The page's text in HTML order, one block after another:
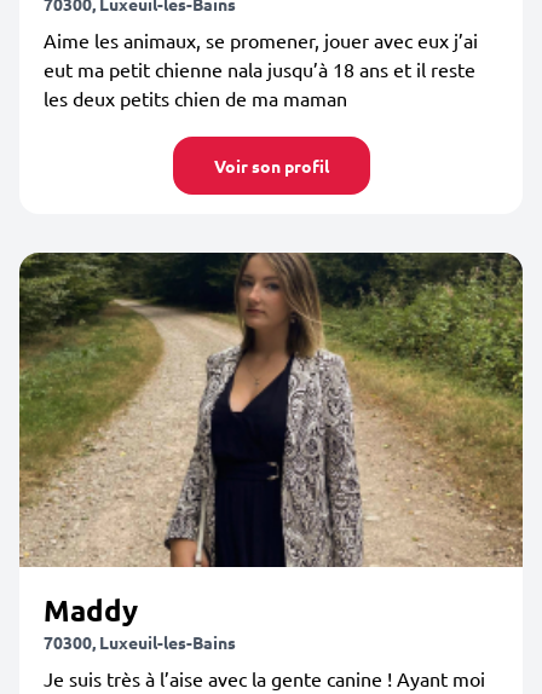
Aime les animaux, se promener, jouer avec eux j’ai
eut ma petit chienne nala jusqu’à 18 ans et il reste
les deux petits chien de ma maman
Voir son profil
Maddy
70300, Luxeuil-les-Bains
Je suis très à l’aise avec la gente canine ! Ayant moi